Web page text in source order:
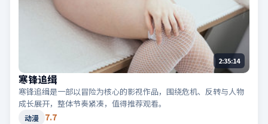
2:35:14
寒锋追缉
寒锋追缉是一部以冒险为核心的影视作品，围绕危机、反转与人物
成长展开，整体节奏紧凑，值得推荐观看。
动漫 7.7